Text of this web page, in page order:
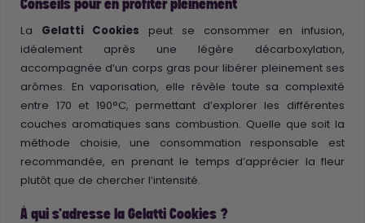
Conseils pour en profiter pleinement
La Gelatti Cookies peut se consommer en infusion,
idéalement après une légère décarboxylation,
accompagnée d’un corps gras pour libérer pleinement ses
arômes. En vaporisation, elle révèle toute sa complexité
entre 170 et 190°C, permettant d’explorer les différentes
couches aromatiques sans combustion. Quelle que soit la
méthode choisie, une consommation responsable est
recommandée, en prenant le temps d’apprécier la fleur
plutôt que de chercher l’intensité.
À qui s’adresse la Gelatti Cookies ?